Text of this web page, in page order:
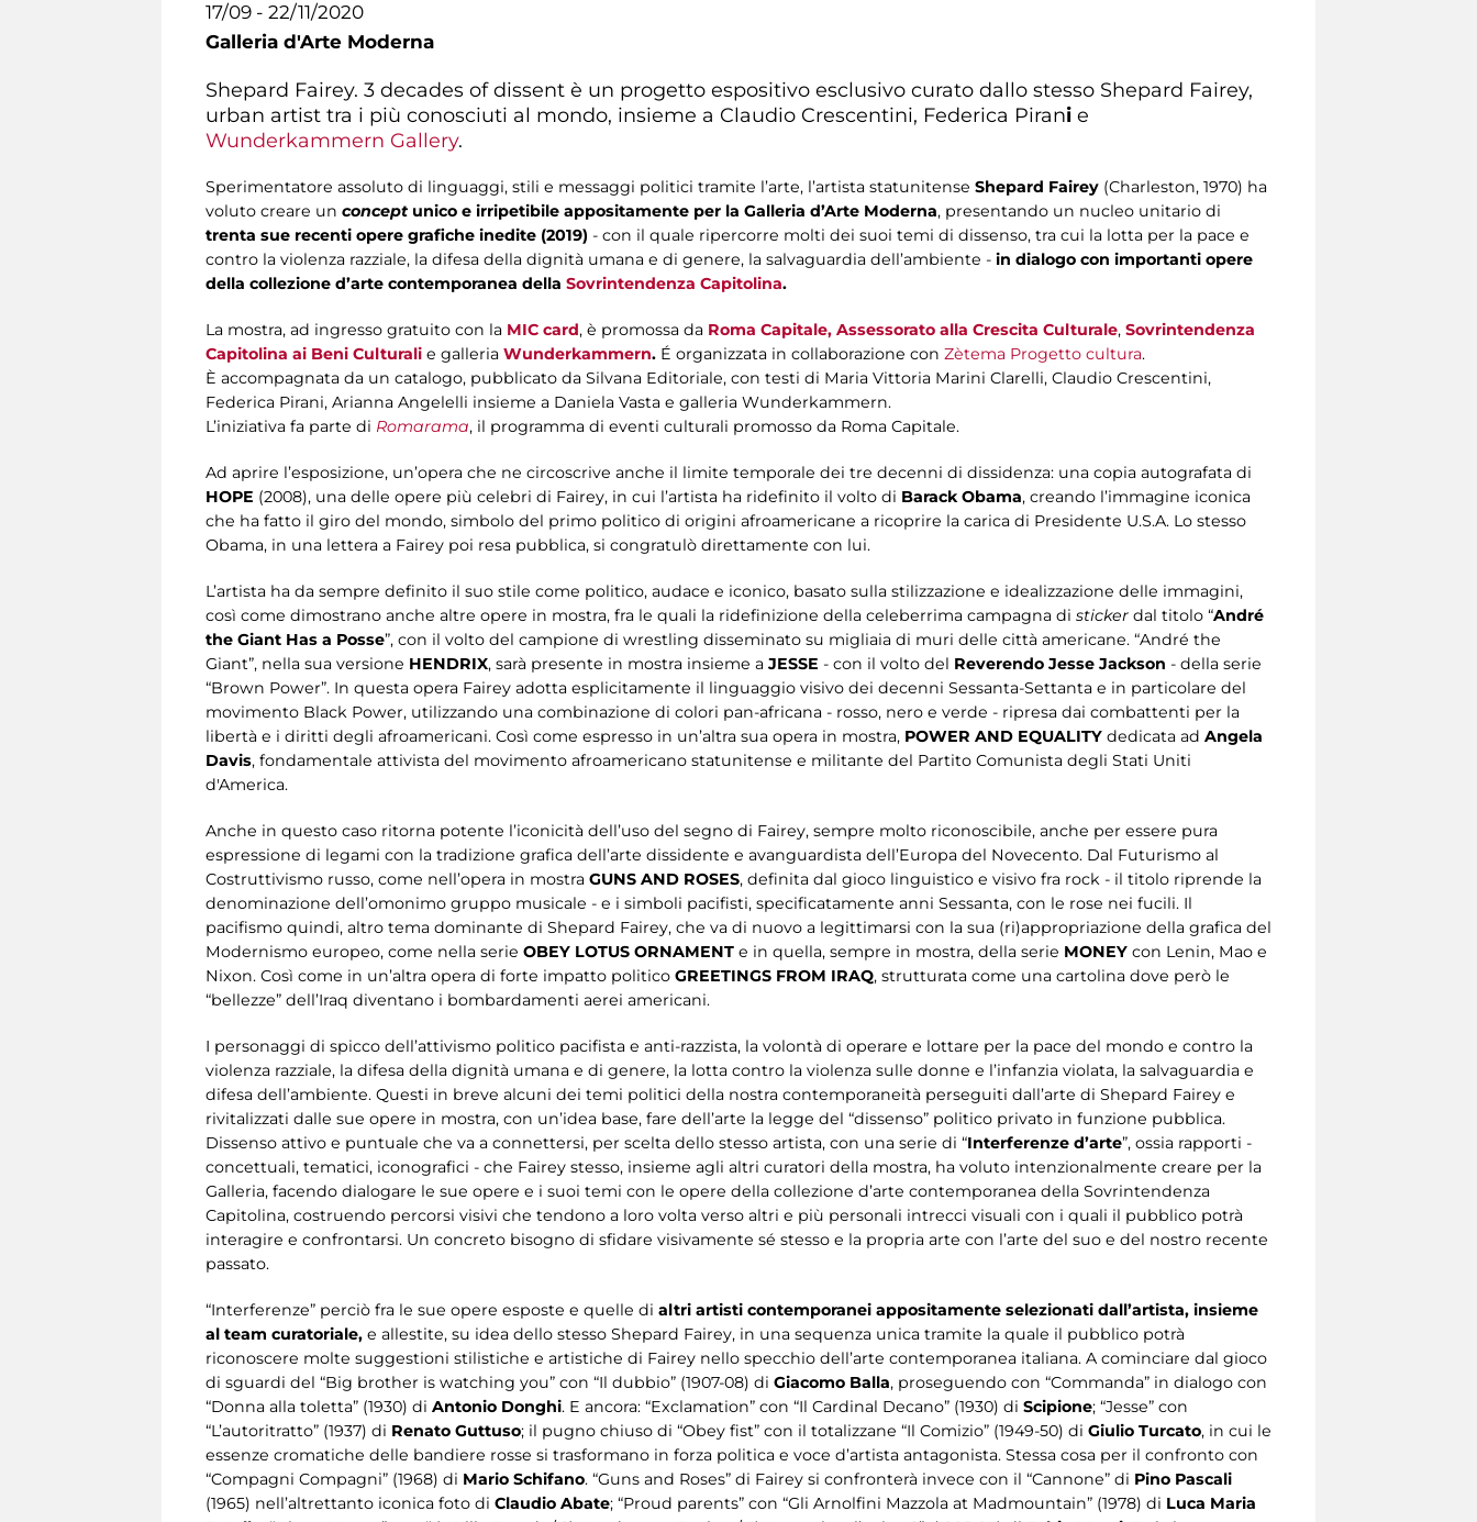
17/09 - 22/11/2020
Galleria d'Arte Moderna
Shepard Fairey. 3 decades of dissent è un progetto espositivo esclusivo curato dallo stesso Shepard Fairey,
urban artist tra i più conosciuti al mondo, insieme a Claudio Crescentini, Federica Pirani e
Wunderkammern Gallery.
Sperimentatore assoluto di linguaggi, stili e messaggi politici tramite l’arte, l’artista statunitense Shepard Fairey (Charleston, 1970) ha
voluto creare un concept unico e irripetibile appositamente per la Galleria d’Arte Moderna, presentando un nucleo unitario di
trenta sue recenti opere grafiche inedite (2019) - con il quale ripercorre molti dei suoi temi di dissenso, tra cui la lotta per la pace e
contro la violenza razziale, la difesa della dignità umana e di genere, la salvaguardia dell’ambiente - in dialogo con importanti opere
della collezione d’arte contemporanea della Sovrintendenza Capitolina.
La mostra, ad ingresso gratuito con la MIC card, è promossa da Roma Capitale, Assessorato alla Crescita Culturale, Sovrintendenza
Capitolina ai Beni Culturali e galleria Wunderkammern. É organizzata in collaborazione con Zètema Progetto cultura.
È accompagnata da un catalogo, pubblicato da Silvana Editoriale, con testi di Maria Vittoria Marini Clarelli, Claudio Crescentini,
Federica Pirani, Arianna Angelelli insieme a Daniela Vasta e galleria Wunderkammern.
L’iniziativa fa parte di Romarama, il programma di eventi culturali promosso da Roma Capitale.
Ad aprire l’esposizione, un’opera che ne circoscrive anche il limite temporale dei tre decenni di dissidenza: una copia autografata di
HOPE (2008), una delle opere più celebri di Fairey, in cui l’artista ha ridefinito il volto di Barack Obama, creando l’immagine iconica
che ha fatto il giro del mondo, simbolo del primo politico di origini afroamericane a ricoprire la carica di Presidente U.S.A. Lo stesso
Obama, in una lettera a Fairey poi resa pubblica, si congratulò direttamente con lui.
L’artista ha da sempre definito il suo stile come politico, audace e iconico, basato sulla stilizzazione e idealizzazione delle immagini,
così come dimostrano anche altre opere in mostra, fra le quali la ridefinizione della celeberrima campagna di sticker dal titolo “André
the Giant Has a Posse”, con il volto del campione di wrestling disseminato su migliaia di muri delle città americane. “André the
Giant”, nella sua versione HENDRIX, sarà presente in mostra insieme a JESSE - con il volto del Reverendo Jesse Jackson - della serie
“Brown Power”. In questa opera Fairey adotta esplicitamente il linguaggio visivo dei decenni Sessanta-Settanta e in particolare del
movimento Black Power, utilizzando una combinazione di colori pan-africana - rosso, nero e verde - ripresa dai combattenti per la
libertà e i diritti degli afroamericani. Così come espresso in un’altra sua opera in mostra, POWER AND EQUALITY dedicata ad Angela
Davis, fondamentale attivista del movimento afroamericano statunitense e militante del Partito Comunista degli Stati Uniti
d'America.
Anche in questo caso ritorna potente l’iconicità dell’uso del segno di Fairey, sempre molto riconoscibile, anche per essere pura
espressione di legami con la tradizione grafica dell’arte dissidente e avanguardista dell’Europa del Novecento. Dal Futurismo al
Costruttivismo russo, come nell’opera in mostra GUNS AND ROSES, definita dal gioco linguistico e visivo fra rock - il titolo riprende la
denominazione dell’omonimo gruppo musicale - e i simboli pacifisti, specificatamente anni Sessanta, con le rose nei fucili. Il
pacifismo quindi, altro tema dominante di Shepard Fairey, che va di nuovo a legittimarsi con la sua (ri)appropriazione della grafica del
Modernismo europeo, come nella serie OBEY LOTUS ORNAMENT e in quella, sempre in mostra, della serie MONEY con Lenin, Mao e
Nixon. Così come in un’altra opera di forte impatto politico GREETINGS FROM IRAQ, strutturata come una cartolina dove però le
“bellezze” dell’Iraq diventano i bombardamenti aerei americani.
I personaggi di spicco dell’attivismo politico pacifista e anti-razzista, la volontà di operare e lottare per la pace del mondo e contro la
violenza razziale, la difesa della dignità umana e di genere, la lotta contro la violenza sulle donne e l’infanzia violata, la salvaguardia e
difesa dell’ambiente. Questi in breve alcuni dei temi politici della nostra contemporaneità perseguiti dall’arte di Shepard Fairey e
rivitalizzati dalle sue opere in mostra, con un’idea base, fare dell’arte la legge del “dissenso” politico privato in funzione pubblica.
Dissenso attivo e puntuale che va a connettersi, per scelta dello stesso artista, con una serie di “Interferenze d’arte”, ossia rapporti -
concettuali, tematici, iconografici - che Fairey stesso, insieme agli altri curatori della mostra, ha voluto intenzionalmente creare per la
Galleria, facendo dialogare le sue opere e i suoi temi con le opere della collezione d’arte contemporanea della Sovrintendenza
Capitolina, costruendo percorsi visivi che tendono a loro volta verso altri e più personali intrecci visuali con i quali il pubblico potrà
interagire e confrontarsi. Un concreto bisogno di sfidare visivamente sé stesso e la propria arte con l’arte del suo e del nostro recente
passato.
“Interferenze” perciò fra le sue opere esposte e quelle di altri artisti contemporanei appositamente selezionati dall’artista, insieme
al team curatoriale, e allestite, su idea dello stesso Shepard Fairey, in una sequenza unica tramite la quale il pubblico potrà
riconoscere molte suggestioni stilistiche e artistiche di Fairey nello specchio dell’arte contemporanea italiana. A cominciare dal gioco
di sguardi del “Big brother is watching you” con “Il dubbio” (1907-08) di Giacomo Balla, proseguendo con “Commanda” in dialogo con
“Donna alla toletta” (1930) di Antonio Donghi. E ancora: “Exclamation” con “Il Cardinal Decano” (1930) di Scipione; “Jesse” con
“L’autoritratto” (1937) di Renato Guttuso; il pugno chiuso di “Obey fist” con il totalizzane “Il Comizio” (1949-50) di Giulio Turcato, in cui le
essenze cromatiche delle bandiere rosse si trasformano in forza politica e voce d’artista antagonista. Stessa cosa per il confronto con
“Compagni Compagni” (1968) di Mario Schifano. “Guns and Roses” di Fairey si confronterà invece con il “Cannone” di Pino Pascali
(1965) nell’altrettanto iconica foto di Claudio Abate; “Proud parents” con “Gli Arnolfini Mazzola at Madmountain” (1978) di Luca Maria